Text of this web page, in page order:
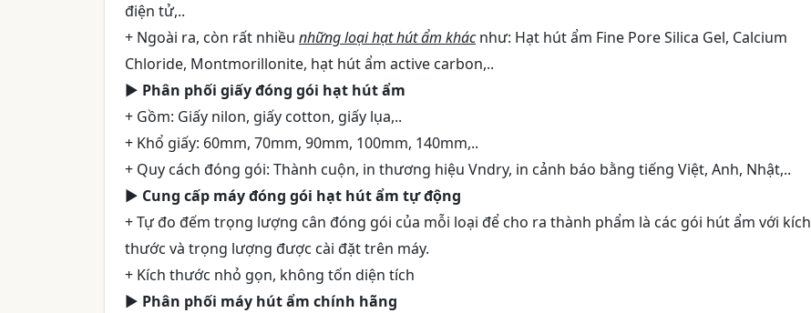
điện tử,..
+ Ngoài ra, còn rất nhiều những loại hạt hút ẩm khácnhư: Hạt hút ẩm Fine Pore Silica Gel, Calcium
Chloride, Montmorillonite, hạt hút ẩm active carbon,..
► Phân phối giấy đóng gói hạt hút ẩm
+ Gồm: Giấy nilon, giấy cotton, giấy lụa,..
+ Khổ giấy: 60mm, 70mm, 90mm, 100mm, 140mm,..
+ Quy cách đóng gói: Thành cuộn, in thương hiệu Vndry, in cảnh báo bằng tiếng Việt, Anh, Nhật,..
► Cung cấp máy đóng gói hạt hút ẩm tự động
+ Tự đo đếm trọng lượng cân đóng gói của mỗi loại để cho ra thành phẩm là các gói hút ẩm với kích
thước và trọng lượng được cài đặt trên máy.
+ Kích thước nhỏ gọn, không tốn diện tích
► Phân phối máy hút ẩm chính hãng